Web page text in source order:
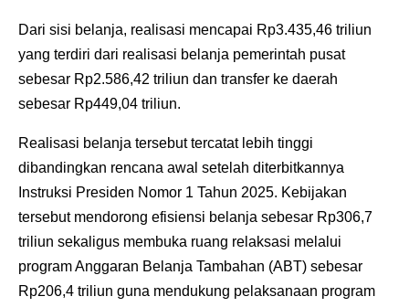
‎Dari sisi belanja, realisasi mencapai Rp3.435,46 triliun
yang terdiri dari realisasi belanja pemerintah pusat
sebesar Rp2.586,42 triliun dan transfer ke daerah
sebesar Rp449,04 triliun.
‎Realisasi belanja tersebut tercatat lebih tinggi
dibandingkan rencana awal setelah diterbitkannya
Instruksi Presiden Nomor 1 Tahun 2025. Kebijakan
tersebut mendorong efisiensi belanja sebesar Rp306,7
triliun sekaligus membuka ruang relaksasi melalui
program Anggaran Belanja Tambahan (ABT) sebesar
Rp206,4 triliun guna mendukung pelaksanaan program